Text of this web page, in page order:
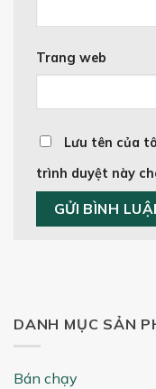
Trang web
Lưu tên của
trình duyệt này
DANH MỤC SẢN
Bán chạy